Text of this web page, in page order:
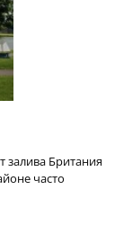
залива Британия
часто